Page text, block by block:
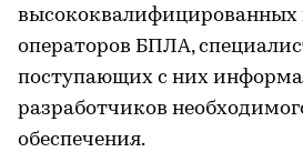
высококвалифицированных
операторов БПЛА,
поступающих с них
разработчиков
обеспечения.